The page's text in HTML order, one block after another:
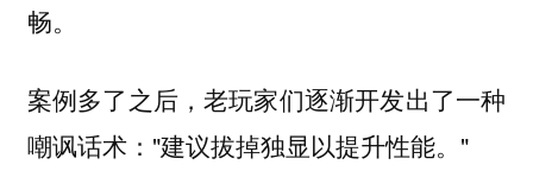
畅。
案例多了之后，老玩家们逐渐开发出了一种
嘲讽话术："建议拔掉独显以提升性能。"